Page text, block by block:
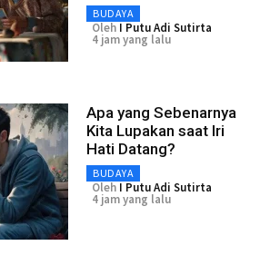
BUDAYA
Oleh I Putu Adi Sutirta
4 jam yang lalu
Apa yang Sebenarnya
Kita Lupakan saat Iri
Hati Datang?
BUDAYA
Oleh I Putu Adi Sutirta
4 jam yang lalu